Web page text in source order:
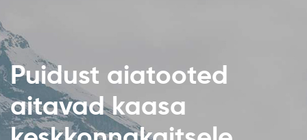
Puidust aiatooted
aitavad kaasa